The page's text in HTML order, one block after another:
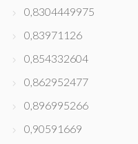
0,8304449975
0,83971126
0,854332604
0,862952477
0,896995266
0,90591669